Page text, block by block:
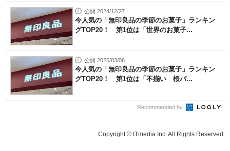
公開 2024/12/27
今人気の「無印良品の季節のお菓子」ランキン
グTOP20！ 第1位は「世界のお菓子...
公開 2025/03/06
今人気の「無印良品の季節のお菓子」ランキン
グTOP20！ 第1位は「不揃い 桜バ...
Recommended by
Copyright © ITmedia Inc. All Rights Reserved.